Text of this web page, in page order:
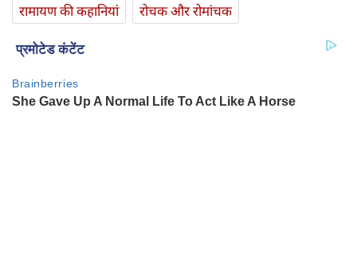
रामायण की कहानियां
रोचक और रोमांचक